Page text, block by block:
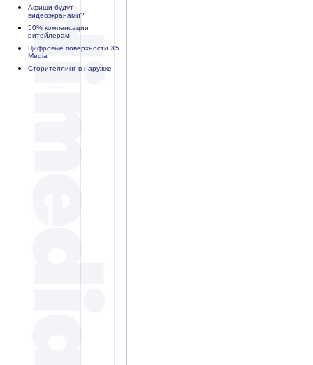
Афиши будут
видеоэкранами?
50% компенсации
ритейлерам
Цифровые поверхности X5
Media
Сторителлинг в наружке